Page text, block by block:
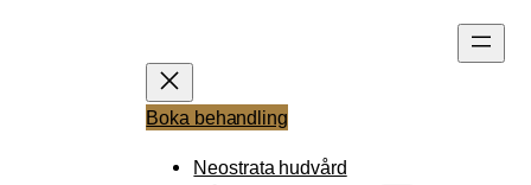
Boka behandling
Neostrata hudvård
VARFÖR ÄR